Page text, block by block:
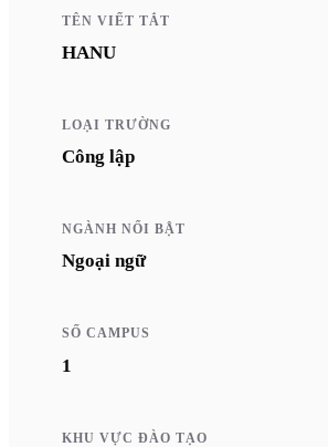
TÊN VIẾT TẮT
HANU
LOẠI TRƯỜNG
Công lập
NGÀNH NỔI BẬT
Ngoại ngữ
SỐ CAMPUS
1
KHU VỰC ĐÀO TẠO